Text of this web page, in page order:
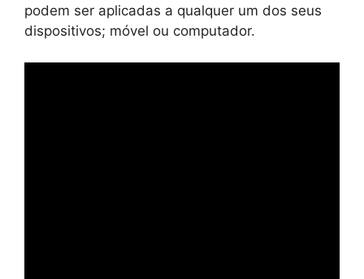
podem ser aplicadas a qualquer um dos seus
dispositivos; móvel ou computador.